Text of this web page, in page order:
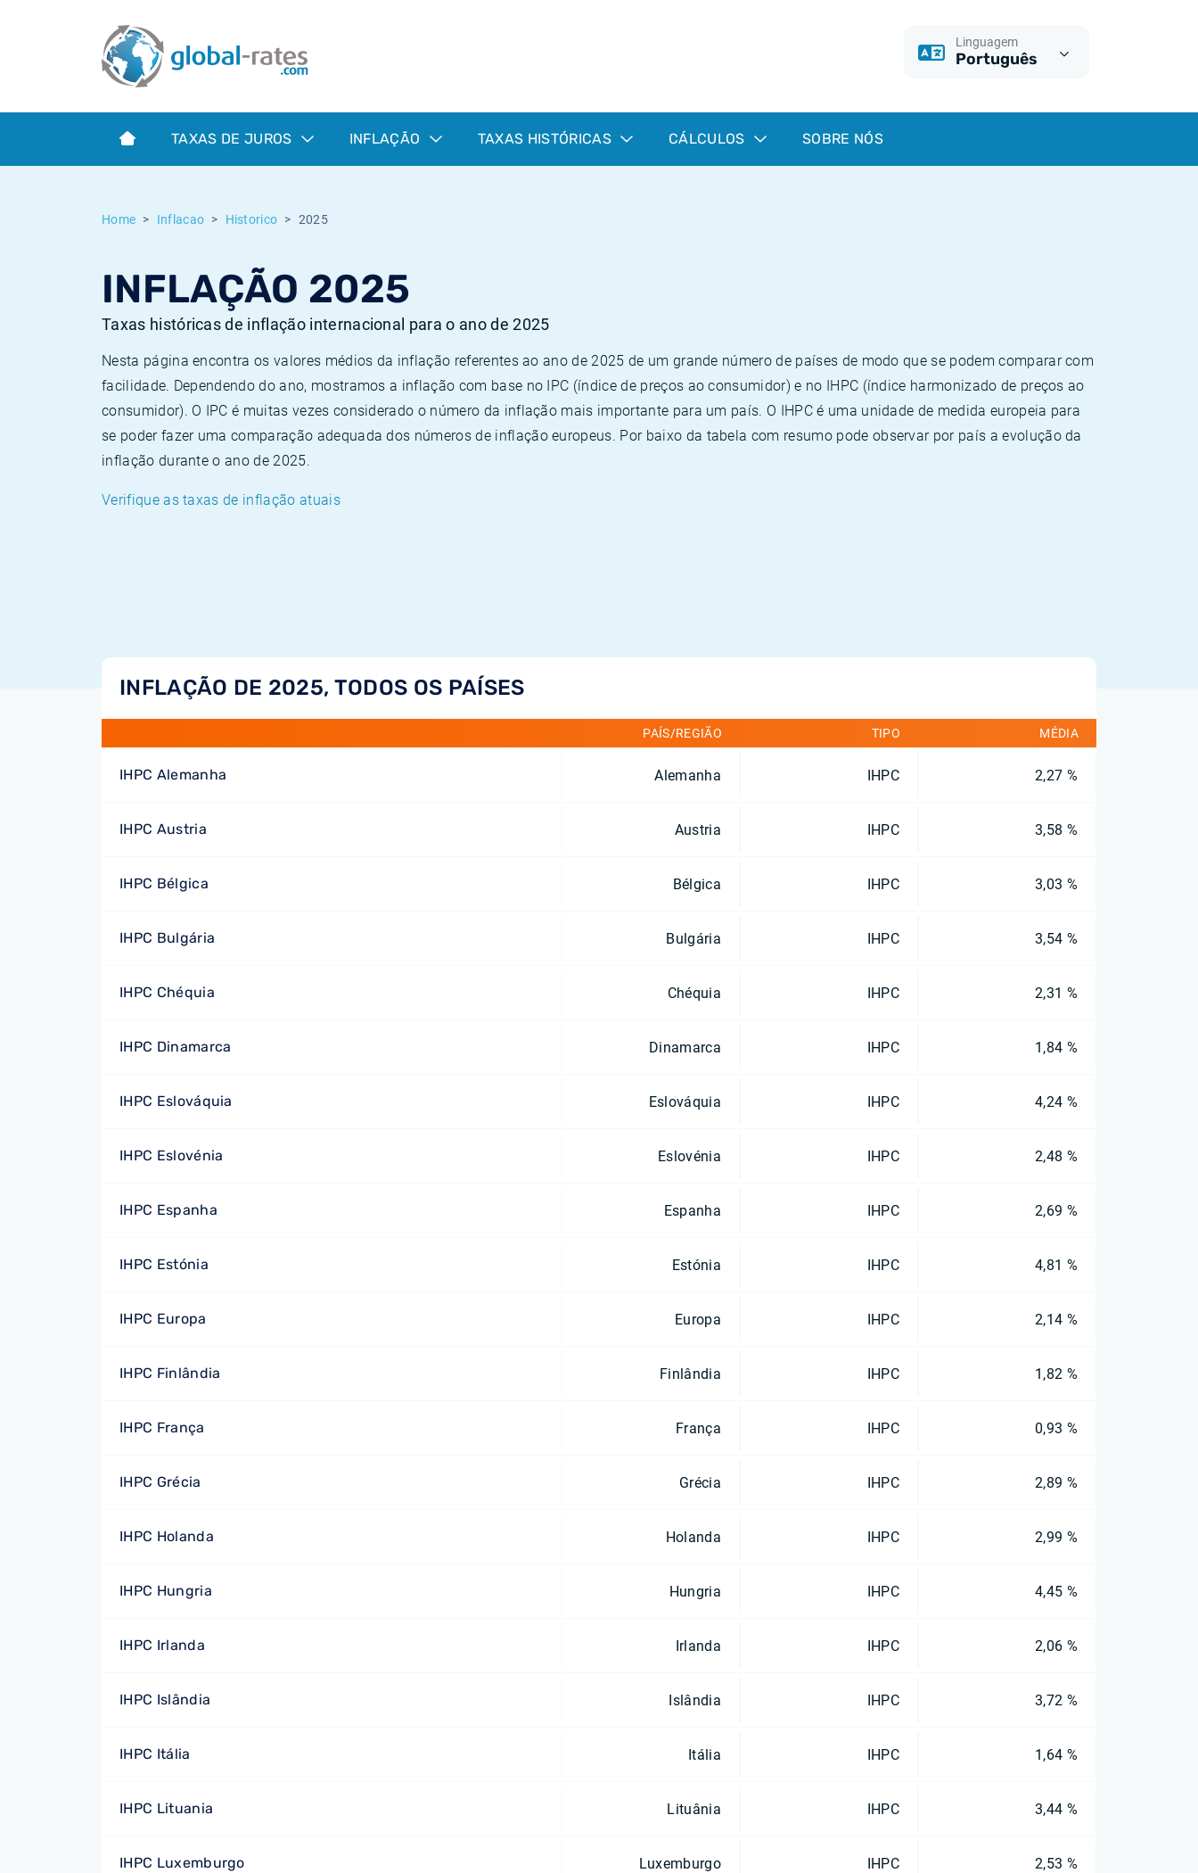
Linguagem
Português
TAXAS DE JUROS INFLAÇÃO TAXAS HISTÓRICAS CÁLCULOS SOBRE NÓS
Home Inflacao Historico 2025
INFLAÇÃO 2025
Taxas históricas de inflação internacional para o ano de 2025
Nesta página encontra os valores médios da inflação referentes ao ano de 2025 de um grande número de países de modo que se podem comparar com
facilidade. Dependendo do ano, mostramos a inflação com base no IPC (índice de preços ao consumidor) e no IHPC (índice harmonizado de preços ao
consumidor). O IPC é muitas vezes considerado o número da inflação mais importante para um país. O IHPC é uma unidade de medida europeia para
se poder fazer uma comparação adequada dos números de inflação europeus. Por baixo da tabela com resumo pode observar por país a evolução da
inflação durante o ano de 2025.
Verifique as taxas de inflação atuais
INFLAÇÃO DE 2025, TODOS OS PAÍSES
PAÍS/REGIÃO TIPO MÉDIA
IHPC Alemanha Alemanha IHPC 2,27 %
IHPC Austria Austria IHPC 3,58 %
IHPC Bélgica Bélgica IHPC 3,03 %
IHPC Bulgária Bulgária IHPC 3,54 %
IHPC Chéquia Chéquia IHPC 2,31 %
IHPC Dinamarca Dinamarca IHPC 1,84 %
IHPC Eslováquia Eslováquia IHPC 4,24 %
IHPC Eslovénia Eslovénia IHPC 2,48 %
IHPC Espanha Espanha IHPC 2,69 %
IHPC Estónia Estónia IHPC 4,81 %
IHPC Europa Europa IHPC 2,14 %
IHPC Finlândia Finlândia IHPC 1,82 %
IHPC França França IHPC 0,93 %
IHPC Grécia Grécia IHPC 2,89 %
IHPC Holanda Holanda IHPC 2,99 %
IHPC Hungria Hungria IHPC 4,45 %
IHPC Irlanda Irlanda IHPC 2,06 %
IHPC Islândia Islândia IHPC 3,72 %
IHPC Itália Itália IHPC 1,64 %
IHPC Lituania Lituânia IHPC 3,44 %
IHPC Luxemburgo Luxemburgo IHPC 2,53 %
Term SOFR
O que é a inflação do IPC?
O que é a inflação do IHPC?
Taxas Euribor históricas
Taxas ESTER históricas
Taxas de inflação históricas
Calculadora de inflação